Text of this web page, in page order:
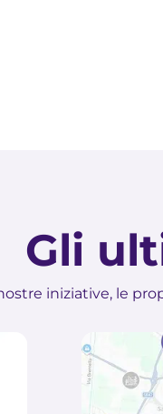
Gli
iniziative, le